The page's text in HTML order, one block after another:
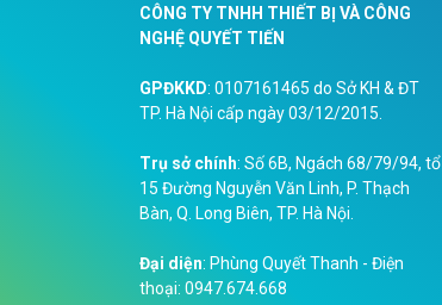
CÔNG TY TNHH THIẾT BỊ VÀ CÔNG
NGHỆ QUYẾT TIẾN
GPĐKKD: 0107161465 do Sở KH & ĐT
TP. Hà Nội cấp ngày 03/12/2015.
Trụ sở chính: Số 6B, Ngách 68/79/94, tổ
15 Đường Nguyễn Văn Linh, P. Thạch
Bàn, Q. Long Biên, TP. Hà Nội.
Đại diện: Phùng Quyết Thanh - Điện
thoại: 0947.674.668